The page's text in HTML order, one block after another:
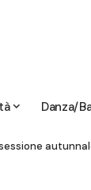
Danza/